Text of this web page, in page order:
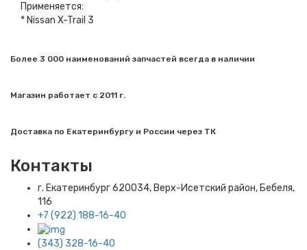
Применяется:
* Nissan X-Trail 3
Более 3 000 наименований запчастей всегда в наличии
Магазин работает с 2011 г.
Доставка по Екатеринбургу и России через ТК
Контакты
г. Екатеринбург​ 620034, Верх-Исетский район, Бебеля,
116
+7 (922) 188-16-40
(343) 328-16-40